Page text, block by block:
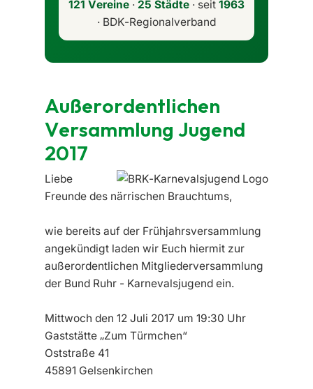
121 Vereine · 25 Städte · seit 1963
· BDK-Regionalverband
Außerordentlichen
Versammlung Jugend
2017
Liebe
Freunde des närrischen Brauchtums,
wie bereits auf der Frühjahrsversammlung
angekündigt laden wir Euch hiermit zur
außerordentlichen Mitgliederversammlung
der Bund Ruhr - Karnevalsjugend ein.
Mittwoch den 12 Juli 2017 um 19:30 Uhr
Gaststätte „Zum Türmchen“
Oststraße 41
45891 Gelsenkirchen